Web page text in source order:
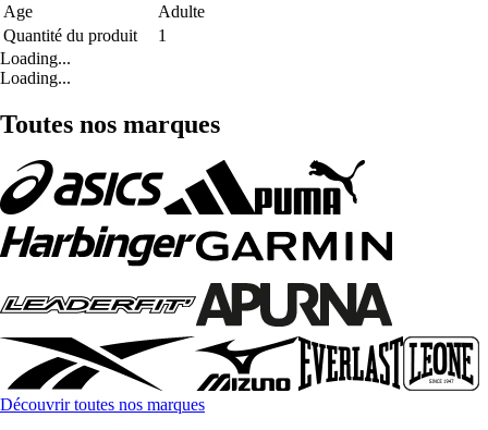
Age
Adulte
Quantité du produit
1
Loading...
Loading...
Toutes nos marques
Découvrir toutes nos marques